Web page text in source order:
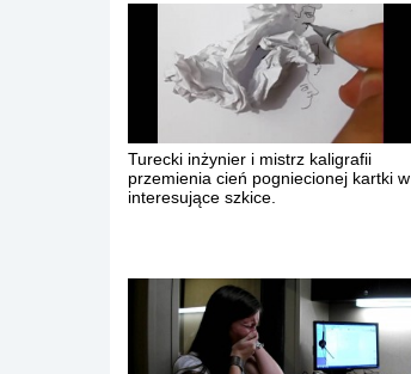
Turecki inżynier i mistrz kaligrafii
przemienia cień pogniecionej kartki w
interesujące szkice.